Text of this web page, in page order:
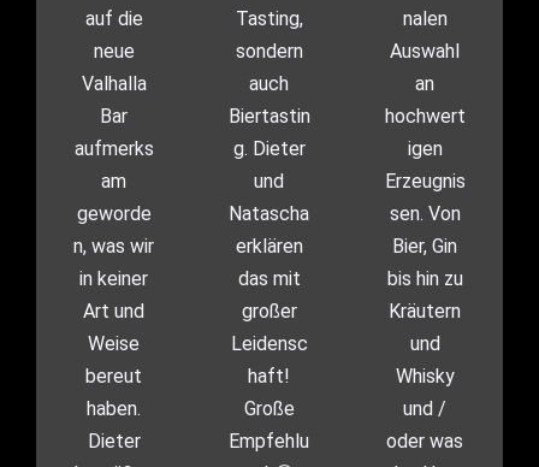
auf die
neue
Valhalla
Bar
aufmerks
am
geworde
n, was wir
in keiner
Art und
Weise
bereut
haben.
Dieter
Tasting,
sondern
auch
Biertastin
g. Dieter
und
Natascha
erklären
das mit
großer
Leidensc
haft!
Große
Empfehlu
nalen
Auswahl
an
hochwert
igen
Erzeugnis
sen. Von
Bier, Gin
bis hin zu
Kräutern
und
Whisky
und /
oder was